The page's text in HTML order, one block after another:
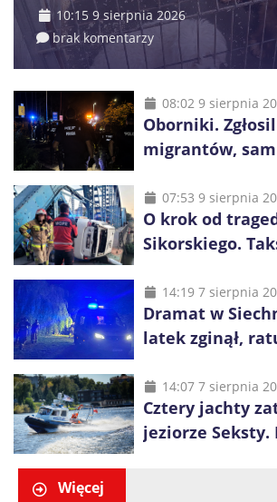
10:15 9 sierpnia 2026
brak komentarzy
08:02 9 sierpnia
Oborniki.
migrantów,
proceder
07:53 9 sierpnia
O krok od
Sikorskiego.
14:19 7 sierpnia
Dramat w
latek zginął,
14:07 7 sierpnia
Cztery jachty
jeziorze Seksty.
Więcej